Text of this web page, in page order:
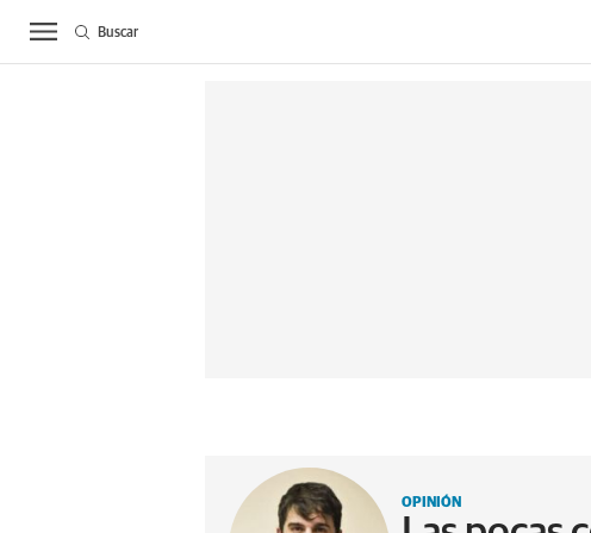
ACTUALIDAD BIERZO
Buscar
OPINIÓN